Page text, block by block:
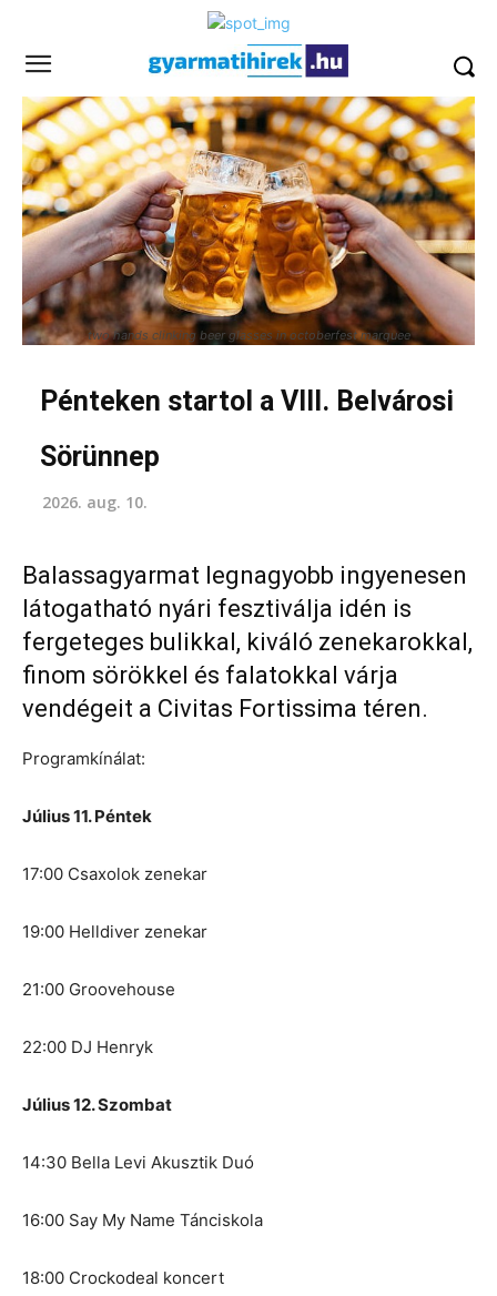
two hands clinking beer glasses in octoberfest marquee
Pénteken startol a VIII. Belvárosi
Sörünnep
2026. aug. 10.
Balassagyarmat legnagyobb ingyenesen
látogatható nyári fesztiválja idén is
fergeteges bulikkal, kiváló zenekarokkal,
finom sörökkel és falatokkal várja
vendégeit a Civitas Fortissima téren.
Programkínálat:
Július 11. Péntek
17:00 Csaxolok zenekar
19:00 Helldiver zenekar
21:00 Groovehouse
22:00 DJ Henryk
Július 12. Szombat
14:30 Bella Levi Akusztik Duó
16:00 Say My Name Tánciskola
18:00 Crockodeal koncert